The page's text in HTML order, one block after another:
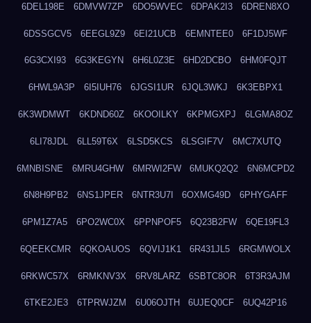
6DEL198E 6DMVW7ZP 6DO5WVEC 6DPAK2I3 6DREN8XO
6DSSGCV5 6EEGL9Z9 6EI21UCB 6EMNTEE0 6F1DJ5WF
6G3CXI93 6G3KEGYN 6H6L0Z3E 6HD2DCBO 6HM0FQJT
6HWL9A3P 6I5IUH76 6JGSI1UR 6JQL3WKJ 6K3EBPX1
6K3WDMWT 6KDND60Z 6KOOILKY 6KPMGXPJ 6LGMA8OZ
6LI78JDL 6LL59T6X 6LSD5KCS 6LSGIF7V 6MC7XUTQ
6MNBISNE 6MRU4GHW 6MRWI2FW 6MUKQ2Q2 6N6MCPD2
6N8H9PB2 6NS1JPER 6NTR3U7I 6OXMG49D 6PHYGAFF
6PM1Z7A5 6PO2WC0X 6PPNPOF5 6Q23B2FW 6QE19FL3
6QEEKCMR 6QKOAUOS 6QVIJ1K1 6R431JL5 6RGMWOLX
6RKWC57X 6RMKNV3X 6RV8LARZ 6SBTC8OR 6T3R3AJM
6TKE2JE3 6TPRWJZM 6U06OJTH 6UJEQ0CF 6UQ42P16